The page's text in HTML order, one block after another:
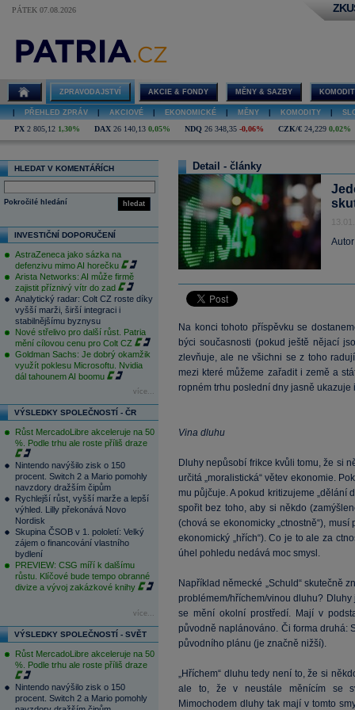
PÁTEK 07.08.2026
ZPRAVODAJSTVÍ AKCIE & FONDY MĚNY & SAZBY
PŘEHLED ZPRÁV AKCIOVÉ EKONOMICKÉ MĚNY KOMODITY
PX 2 805,12 1,30% DAX 26 140,13 0,05% NDQ 26 348,35 -0,06% CZK/€ 24,229 0,02%
HLEDAT V KOMENTÁŘÍCH
hledat
Pokročilé hledání
INVESTIČNÍ DOPORUČENÍ
AstraZeneca jako sázka na
defenzivu mimo AI horečku
Arista Networks: AI může firmě
zajistit příznivý vítr do zad
Analytický radar: Colt CZ roste díky
vyšší marži, širší integraci i
stabilnějšímu byznysu
Nové střelivo pro další růst. Patria
mění cílovou cenu pro Colt CZ
Goldman Sachs: Je dobrý okamžik
využít poklesu Microsoftu. Nvidia
dál tahounem AI boomu
více...
VÝSLEDKY SPOLEČNOSTÍ - ČR
Růst MercadoLibre akceleruje na 50
%. Podle trhu ale roste příliš draze
Nintendo navýšilo zisk o 150
procent. Switch 2 a Mario pomohly
navzdory dražším čipům
Rychlejší růst, vyšší marže a lepší
výhled. Lilly překonává Novo
Nordisk
Skupina ČSOB v 1. pololetí: Velký
zájem o financování vlastního
bydlení
PREVIEW: CSG míří k dalšímu
růstu. Klíčové bude tempo obranné
divize a vývoj zakázkové knihy
více...
VÝSLEDKY SPOLEČNOSTÍ - SVĚT
Růst MercadoLibre akceleruje na 50
%. Podle trhu ale roste příliš draze
Nintendo navýšilo zisk o 150
procent. Switch 2 a Mario pomohly
Detail - články
Na konci tohoto příspěvku se
býci současnosti (pokud ještě nějací
zlevňuje, ale ne všichni se z toho
mezi které můžeme zařadit i země a
ropném trhu poslední dny jasně ukazuje
Vina dluhu
Dluhy nepůsobí frikce kvůli tomu, že si
určitá „moralistická“ větev ekonomie.
mu půjčuje. A pokud kritizujeme „dělání
spořit bez toho, aby si někdo
(chová se ekonomicky „ctnostně“),
ekonomický „hřích“). Co je to ale za
úhel pohledu nedává moc smysl.
Například německé „Schuld“ skutečně
problémem/hříchem/vinou dluhu?
se mění okolní prostředí. Mají v
původně naplánováno. Či forma druhá:
původního plánu (je značně nižší).
„Hříchem“ dluhu tedy není to, že si
ale to, že v neustále měnícím se
Mimochodem dluhy tak mají v tomto